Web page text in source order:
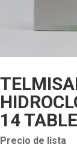
14
Precio de lista